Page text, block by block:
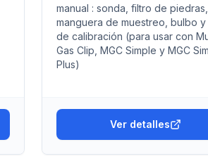
manual : sonda, filtro de piedras,
manguera de muestreo, bulbo y
de calibración (para usar con
Gas Clip, MGC Simple y MGC
Plus)
Ver detalles